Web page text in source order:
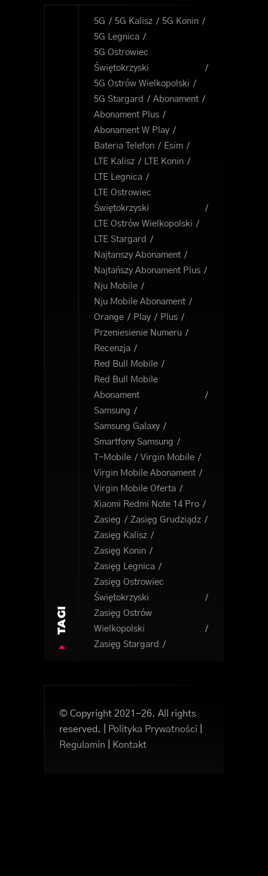
TAGI
5G 5G Kalisz
5G Konin
5G Legnica
5G Ostrowiec
Świętokrzyski
5G Ostrów Wielkopolski
5G Stargard
Abonament
Abonament Plus
Abonament W Play
Bateria Telefon
Esim
LTE Kalisz
LTE Konin
LTE Legnica
LTE Ostrowiec
Świętokrzyski
LTE Ostrów Wielkopolski
LTE Stargard
Najtanszy Abonament
Najtańszy Abonament Plus
Nju Mobile
Nju Mobile Abonament
Orange
Play
Plus
Przeniesienie Numeru
Recenzja
Red Bull Mobile
Red Bull Mobile
Abonament
Samsung
Samsung Galaxy
Smartfony Samsung
T-Mobile
Virgin Mobile
Virgin Mobile Abonament
Virgin Mobile Oferta
Xiaomi Redmi Note 14 Pro
Zasieg
Zasięg Grudziądz
Zasięg Kalisz
Zasięg Konin
Zasięg Legnica
Zasięg Ostrowiec
Świętokrzyski
Zasięg Ostrów
Wielkopolski
Zasięg Stargard
© Copyright 2021-26. All rights
reserved. |
Polityka Prywatności
Regulamin
Kontakt